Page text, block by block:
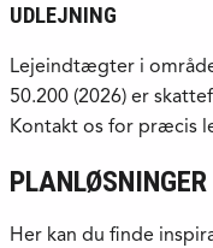
UDLEJNING
Lejeindtægter i
50.200 (2026) er
Kontakt os for præcis
PLANLØSNINGER
Her kan du finde